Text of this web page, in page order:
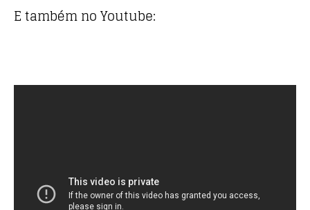
E também no Youtube: